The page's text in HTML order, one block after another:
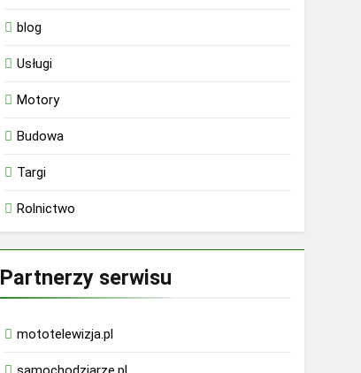
blog
Usługi
Motory
Budowa
Targi
Rolnictwo
Partnerzy serwisu
mototelewizja.pl